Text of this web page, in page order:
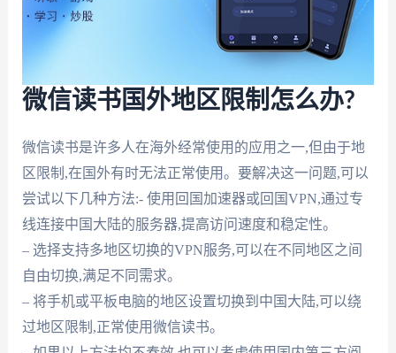
微信读书国外地区限制怎么办?
微信读书是许多人在海外经常使用的应用之一,但由于地
区限制,在国外有时无法正常使用。要解决这一问题,可以
尝试以下几种方法:- 使用回国加速器或回国VPN,通过专
线连接中国大陆的服务器,提高访问速度和稳定性。
– 选择支持多地区切换的VPN服务,可以在不同地区之间
自由切换,满足不同需求。
– 将手机或平板电脑的地区设置切换到中国大陆,可以绕
过地区限制,正常使用微信读书。